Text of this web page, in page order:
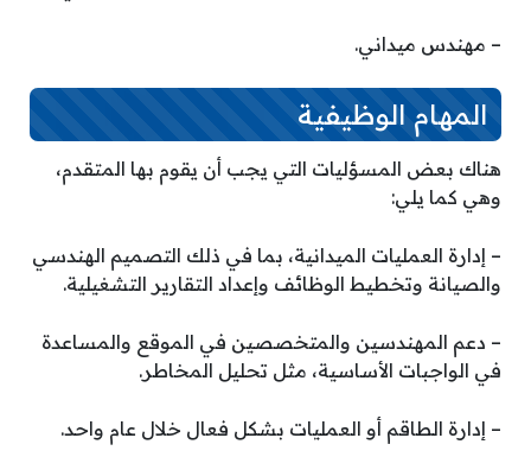
– مهندس ميداني.
المهام الوظيفية
هناك بعض المسؤليات التي يجب أن يقوم بها المتقدم،
وهي كما يلي:
– إدارة العمليات الميدانية، بما في ذلك التصميم الهندسي
والصيانة وتخطيط الوظائف وإعداد التقارير التشغيلية.
– دعم المهندسين والمتخصصين في الموقع والمساعدة
في الواجبات الأساسية، مثل تحليل المخاطر.
– إدارة الطاقم أو العمليات بشكل فعال خلال عام واحد.